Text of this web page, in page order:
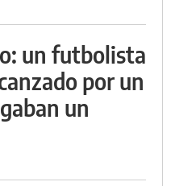
un futbolista
por un
un